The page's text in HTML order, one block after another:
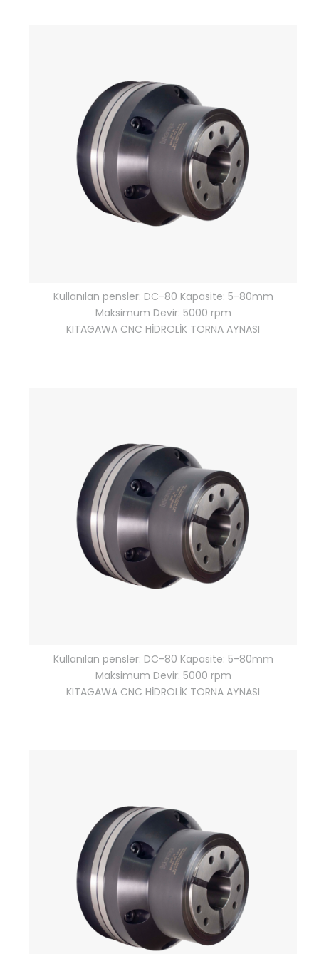
Kullanılan pensler: DC-80 Kapasite: 5-80mm
Maksimum Devir: 5000 rpm
KITAGAWA CNC HİDROLİK TORNA AYNASI
Kullanılan pensler: DC-80 Kapasite: 5-80mm
Maksimum Devir: 5000 rpm
KITAGAWA CNC HİDROLİK TORNA AYNASI